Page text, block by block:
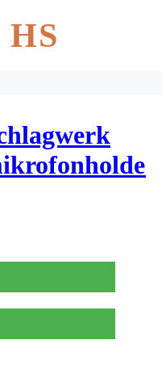
HS